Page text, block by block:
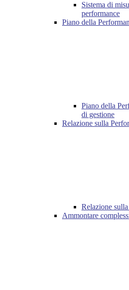
Sistema di
performance
Piano della
Piano della
di gestione
Relazione sulla
Relazione
Ammontare